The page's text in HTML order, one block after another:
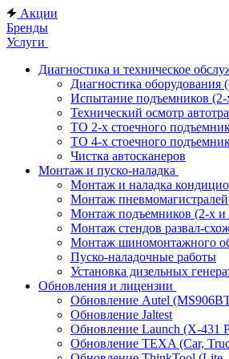
Акции
Бренды
Услуги
Диагностика и техническое
Диагностика оборудования
Испытание подъемников
Технический осмотр
ТО 2-х стоечного
ТО 4-х стоечного
Чистка автосканеров
Монтаж и пуско-наладка
Монтаж и наладка
Монтаж пневмомагистралей
Монтаж подъемников (2-х и
Монтаж стендов развал-
Монтаж шиномонтажного
Пуско-наладочные работы
Установка дизельных
Обновления и лицензии
Обновление Autel
Обновление Jaltest
Обновление Launch (X-431
Обновление TEXA (Car,